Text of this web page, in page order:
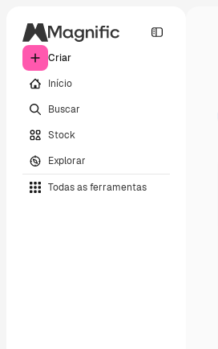
Criar
Início
Buscar
Stock
Explorar
Todas as ferramentas